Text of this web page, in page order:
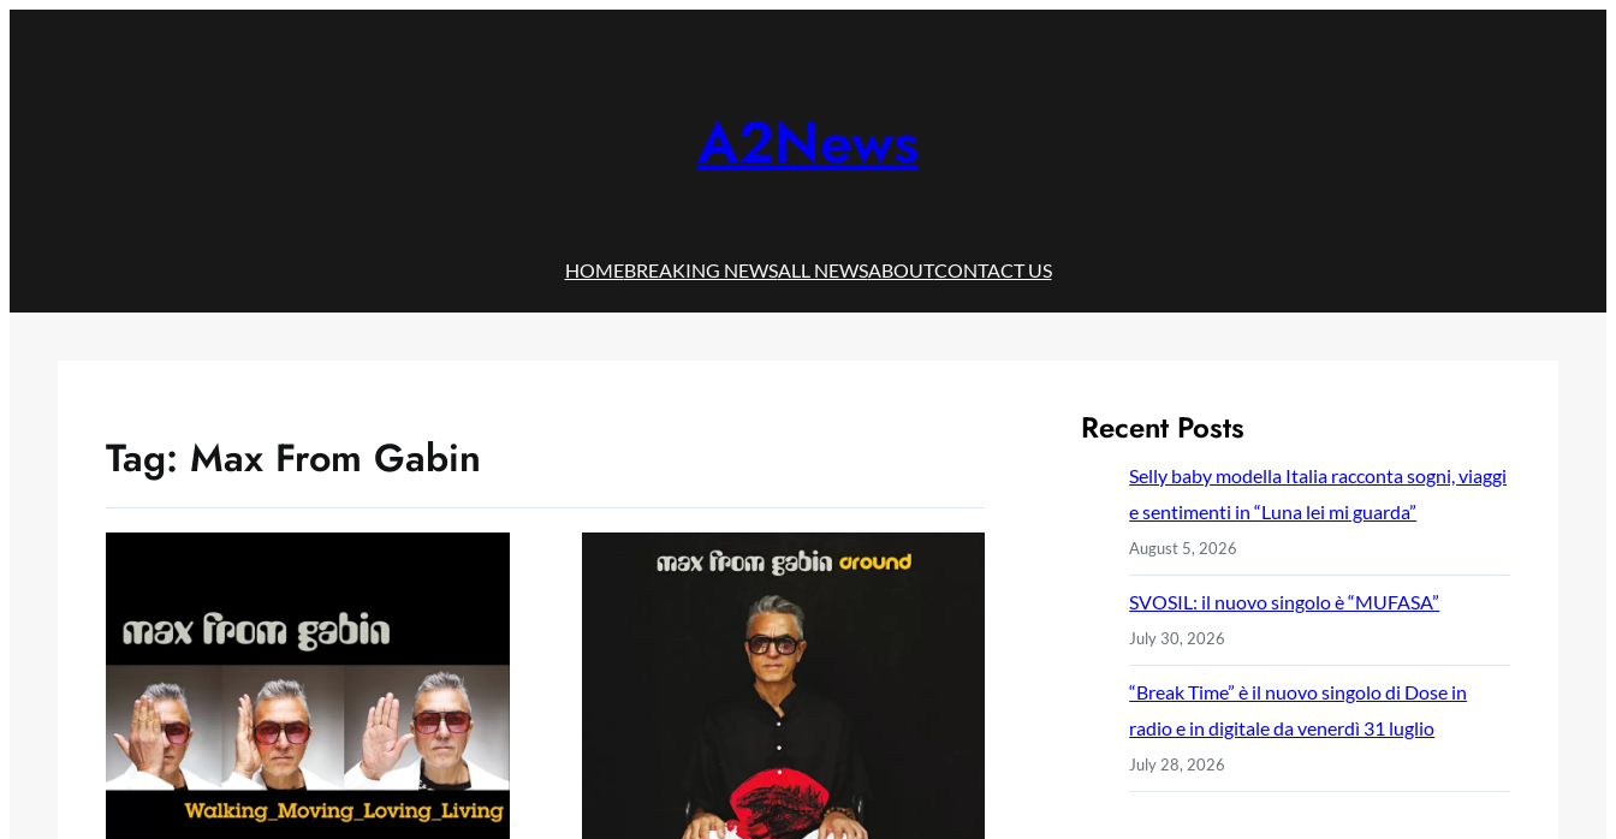
A2News
HOMEBREAKING NEWSALL NEWSABOUTCONTACT US
Tag: Max From Gabin
Recent Posts
Selly baby modella Italia racconta sogni, viaggi
e sentimenti in “Luna lei mi guarda”
August 5, 2026
SVOSIL: il nuovo singolo è “MUFASA”
July 30, 2026
“Break Time” è il nuovo singolo di Dose in
radio e in digitale da venerdì 31 luglio
July 28, 2026